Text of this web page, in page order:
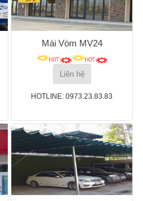
Mái Vòm MV24
Liên hệ
HOTLINE: 0973.23.83.83